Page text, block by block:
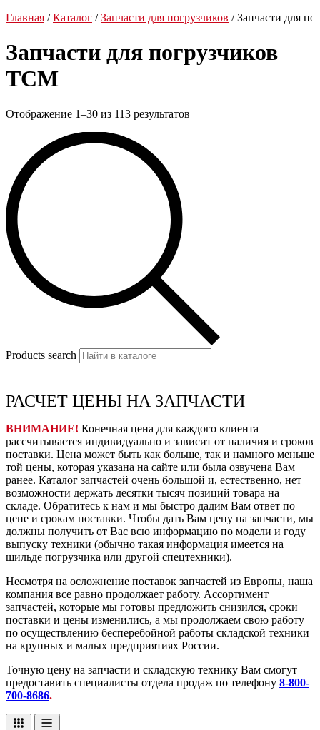
Главная /Каталог /Запчасти для погрузчиков / Запчасти для
Запчасти для погрузчиков
TCM
Отображение 1–30 из 113 результатов
Products search
РАСЧЕТ ЦЕНЫ НА ЗАПЧАСТИ
ВНИМАНИЕ! Конечная цена для каждого клиента
рассчитывается индивидуально и зависит от наличия и сроков
поставки. Цена может быть как больше, так и намного меньше
той цены, которая указана на сайте или была озвучена Вам
ранее. Каталог запчастей очень большой и, естественно, нет
возможности держать десятки тысяч позиций товара на
складе. Обратитесь к нам и мы быстро дадим Вам ответ по
цене и срокам поставки. Чтобы дать Вам цену на запчасти, мы
должны получить от Вас всю информацию по модели и году
выпуску техники (обычно такая информация имеется на
шильде погрузчика или другой спецтехники).
Несмотря на осложнение поставок запчастей из Европы, наша
компания все равно продолжает работу. Ассортимент
запчастей, которые мы готовы предложить снизился, сроки
поставки и цены изменились, а мы продолжаем свою работу
по осуществлению бесперебойной работы складской техники
на крупных и малых предприятиях России.
Точную цену на запчасти и складскую технику Вам смогут
предоставить специалисты отдела продаж по телефону 8-800-
700-8686.